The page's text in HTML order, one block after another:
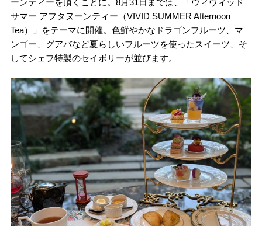
ーンティーを頂くことに。8月31日までは、「ヴィヴィッド
サマー アフタヌーンティー（VIVID SUMMER Afternoon
Tea）」をテーマに開催。色鮮やかなドラゴンフルーツ、マ
ンゴー、グアバなど夏らしいフルーツを使ったスイーツ、そ
してシェフ特製のセイボリーが並びます。